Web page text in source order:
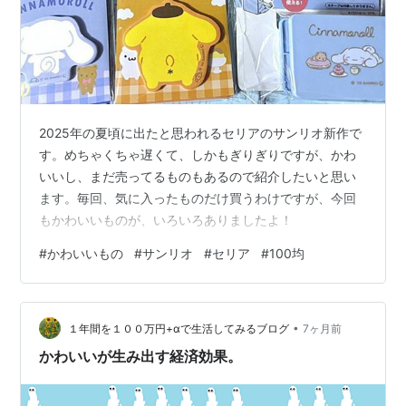
2025年の夏頃に出たと思われるセリアのサンリオ新作で
す。めちゃくちゃ遅くて、しかもぎりぎりですが、かわ
いいし、まだ売ってるものもあるので紹介したいと思い
ます。毎回、気に入ったものだけ買うわけですが、今回
もかわいいものが、いろいろありましたよ！
#かわいいもの #サンリオ #セリア #100均
１年間を１００万円+αで生活してみるブログ • 7ヶ月前
かわいいが生み出す経済効果。